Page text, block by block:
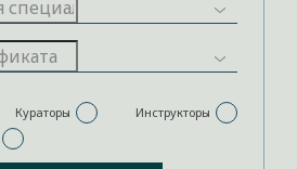
Кураторы
Инструкторы